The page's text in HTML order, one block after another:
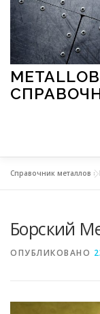
Перейти к
МЕТАЛЛЫ И
Справочник металлов »
Борский
ОПУБЛИКОВАНО